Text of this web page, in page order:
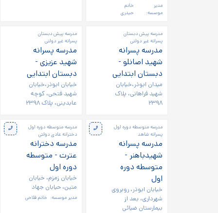
مدیر
موسسه:
خانم
حیدری
مدرسه پیش دبستان
پسرانه غیر دولتی
مدرسه پسرانه
شهید اصانلو -
دبستان ابتدایی
میدان ابوذر،خیابان
شهید فراهانی، پلاک
۲۳۹۸
مدرسه پیش دبستان
پسرانه غیر دولتی
مدرسه پسرانه
شهید عزیزی -
دبستان ابتدایی
خیابان ابوذر،خیابان
شهید فتحی، کوچه
عابدینی، پلاک ۲۳۹۸
مدرسه متوسطه دوره اول
پسرانه شاهد
مدرسه پسرانه
شهیدباهنر -
متوسطه دوره
اول
خیابان ابوذر، روبروی
شهرداری، بعد از
بیمارستان ضیائی
مدرسه متوسطه دوره اول
دخترانه عادی دولتی
مدرسه دخترانه
عترت - متوسطه
دوره اول
خیابان زمزم، خیابان
متین، حیابان جهاد
مدیر موسسه: خانم فلاحی